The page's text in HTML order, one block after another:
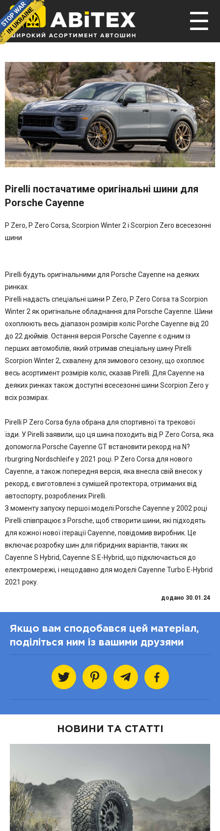
☰
Pirelli постачатиме оригінальні шини для
Porsche Cayenne
P Zero, P Zero Corsa, Scorpion Winter 2 і Scorpion Zero всесезонні
шини
Pirelli будуть оригінальними для Porsche Cayenne на деяких
ринках.
Pirelli надасть спеціальні шини P Zero, P Zero Corsa та Scorpion
Winter 2 як оригінальне обладнання для Porsche Cayenne. Шини
охоплюють весь діапазон розмірів коліс Porche Cayenne від 20
до 22 дюймів. Остання версія Porsche Cayenne є одним із
перших автомобілів, який отримав спеціальну шину Pirelli
Scorpion Winter 2, схвалену для зимового сезону, що охоплює
весь асортимент розмірів коліс, сказав Pirelli. Для Cayenne на
деяких ринках також доступні всесезонні шини Scorpion Zero у
всіх розмірах.
Pirelli P Zero Corsa була обрана для спортивної та трекової
їзди. У Pirelli заявили, що ця шина походить від P Zero Corsa, яка
допомогла Porsche Cayenne GT встановити рекорд на N?
rburgring Nordschleife у 2021 році. P Zero Corsa для нового
Cayenne, а також попередня версія, яка внесла свій внесок у
рекорд, є виготовлені з сумішей протектора, отриманих від
автоспорту, розроблених Pirelli.
З моменту запуску першої моделі Porsche Cayenne у 2002 році
Pirelli співпрацює з Porsche, щоб створити шини, які підходять
для кожної нової ітерації Cayenne, повідомив виробник. Це
включає розробку шин для гібридних варіантів, таких як
Cayenne S Hybrid, Cayenne S E-Hybrid, що підключається до
електромережі, і нещодавно для моделі Cayenne Turbo E-Hybrid
2021 року.
додано 30.01.24
Якщо вам сподобався цей матеріал,
поділіться ним із вашими друзями
НОВИНИ ТА СТАТТІ